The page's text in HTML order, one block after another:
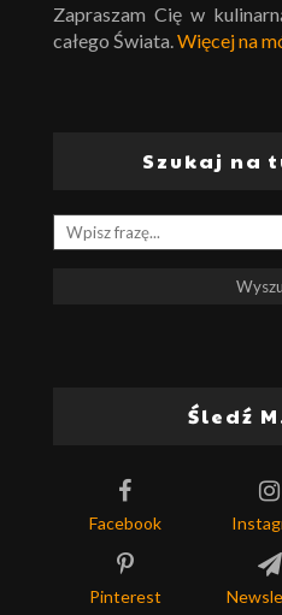
Zapraszam Cię w
całego Świata.Więcej na
Szukaj na
Śledź
Facebook
Pinterest